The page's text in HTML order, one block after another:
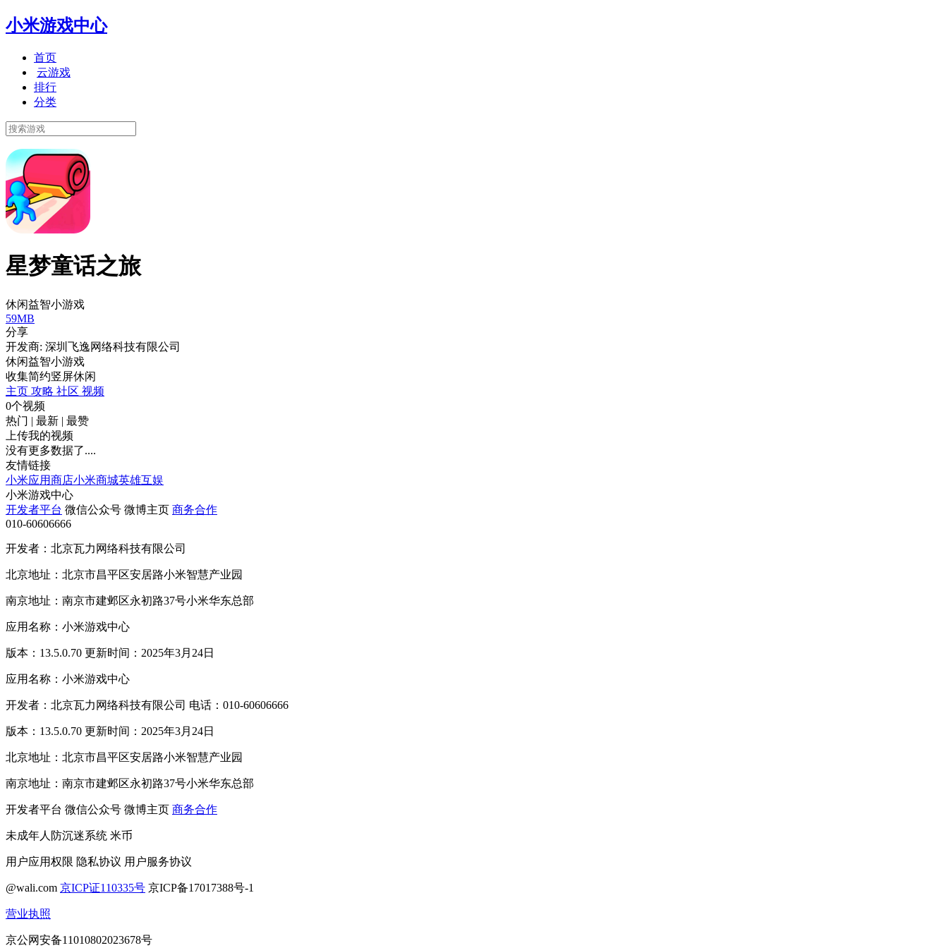
小米游戏中心
首页
云游戏
排行
分类
星梦童话之旅
休闲益智小游戏
59MB
分享
开发商: 深圳飞逸网络科技有限公司
休闲益智小游戏
收集简约竖屏休闲
主页 攻略 社区 视频
0个视频
热门 | 最新 | 最赞
上传我的视频
没有更多数据了....
友情链接
小米应用商店小米商城英雄互娱
小米游戏中心
开发者平台 微信公众号 微博主页 商务合作
010-60606666
开发者：北京瓦力网络科技有限公司
北京地址：北京市昌平区安居路小米智慧产业园
南京地址：南京市建邺区永初路37号小米华东总部
应用名称：小米游戏中心
版本：13.5.0.70 更新时间：2025年3月24日
应用名称：小米游戏中心
开发者：北京瓦力网络科技有限公司 电话：010-60606666
版本：13.5.0.70 更新时间：2025年3月24日
北京地址：北京市昌平区安居路小米智慧产业园
南京地址：南京市建邺区永初路37号小米华东总部
开发者平台 微信公众号 微博主页 商务合作
未成年人防沉迷系统 米币
用户应用权限 隐私协议 用户服务协议
@wali.com 京ICP证110335号 京ICP备17017388号-1
营业执照
京公网安备11010802023678号